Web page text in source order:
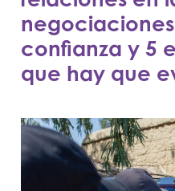
confianza y 5
que hay que